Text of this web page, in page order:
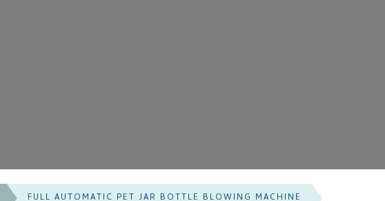
FULL AUTOMATIC PET JAR BOTTLE BLOWING MACHINE